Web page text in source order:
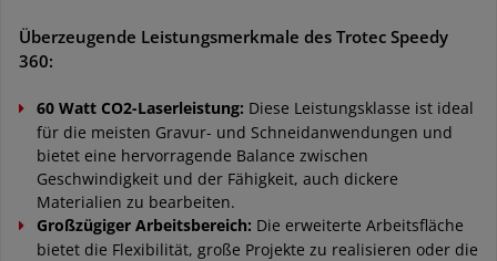
Überzeugende Leistungsmerkmale des Trotec Speedy
360:
60 Watt CO2-Laserleistung: Diese Leistungsklasse ist ideal
für die meisten Gravur- und Schneidanwendungen und
bietet eine hervorragende Balance zwischen
Geschwindigkeit und der Fähigkeit, auch dickere
Materialien zu bearbeiten.
Großzügiger Arbeitsbereich: Die erweiterte Arbeitsfläche
bietet die Flexibilität, große Projekte zu realisieren oder die